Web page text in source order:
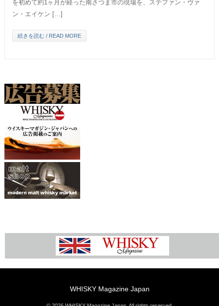
を初めて約1ヶ月が経った南さつま市の現場を、ステファン・ヴァ
ン・エイケン […]
続きを読む / READ MORE
WHISKY Magazine Japan